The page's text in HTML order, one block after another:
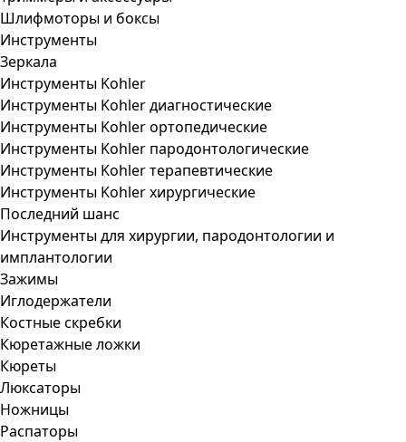
Шлифмоторы и боксы
Инструменты
Зеркала
Инструменты Kohler
Инструменты Kohler диагностические
Инструменты Kohler ортопедические
Инструменты Kohler пародонтологические
Инструменты Kohler терапевтические
Инструменты Kohler хирургические
Последний шанс
Инструменты для хирургии, пародонтологии и
имплантологии
Зажимы
Иглодержатели
Костные скребки
Кюретажные ложки
Кюреты
Люксаторы
Ножницы
Распаторы